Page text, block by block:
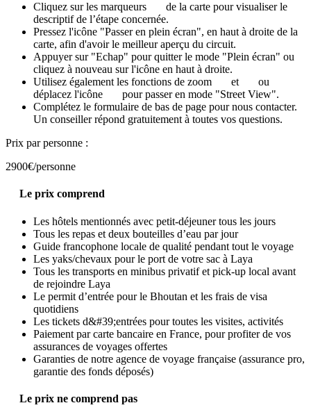
Cliquez sur les marqueurs
de la carte pour visualiser le
descriptif de l’étape concernée.
Pressez l'icône "Passer en plein écran", en haut à droite de la
carte, afin d'avoir le meilleur aperçu du circuit.
Appuyer sur "Echap" pour quitter le mode "Plein écran" ou
cliquez à nouveau sur l'icône en haut à droite.
Utilisez également les fonctions de zoom
et
ou
déplacez l'icône
pour passer en mode "Street View".
Complétez le formulaire de bas de page pour nous contacter.
Un conseiller répond gratuitement à toutes vos questions.
Prix par personne :
2900€/personne
Le prix comprend
Les hôtels mentionnés avec petit-déjeuner tous les jours
Tous les repas et deux bouteilles d’eau par jour
Guide francophone locale de qualité pendant tout le voyage
Les yaks/chevaux pour le port de votre sac à Laya
Tous les transports en minibus privatif et pick-up local avant
de rejoindre Laya
Le permit d’entrée pour le Bhoutan et les frais de visa
quotidiens
Les tickets d&#39;entrées pour toutes les visites, activités
Paiement par carte bancaire en France, pour profiter de vos
assurances de voyages offertes
Garanties de notre agence de voyage française (assurance pro,
garantie des fonds déposés)
Le prix ne comprend pas